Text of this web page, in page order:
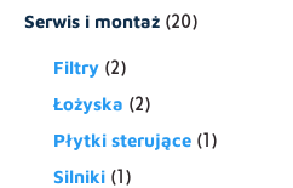
Serwis i montaż (20)
Filtry (2)
Łożyska (2)
Płytki sterujące (1)
Silniki (1)